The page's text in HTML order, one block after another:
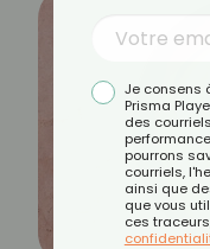
Je consens
Prisma
des
pourrons
courriels,
ainsi que
que vous
ces